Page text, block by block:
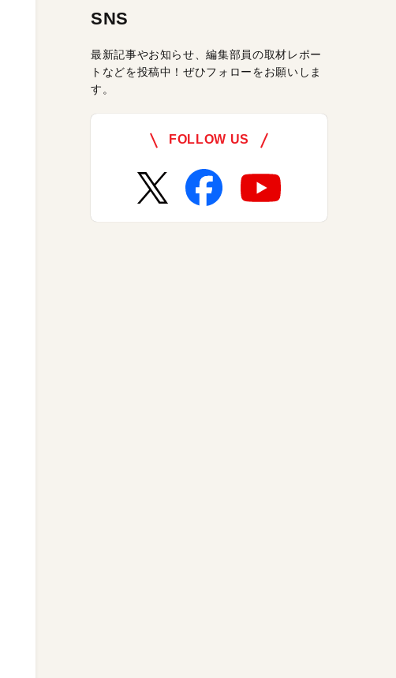
SNS
最新記事やお知らせ、編集部員の取材レポー
トなどを投稿中！ぜひフォローをお願いしま
す。
FOLLOW US